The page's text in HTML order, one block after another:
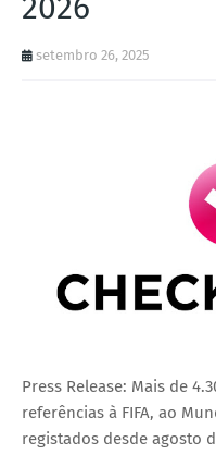
setembro 26, 2025
Press Release: Mais de
referências à FIFA, ao
registados desde agosto